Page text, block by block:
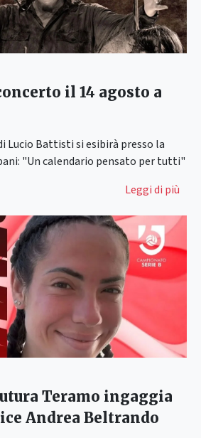
il 14 agosto a
Lucio Battisti si esibirà presso la
"Un calendario pensato per tutti"
Leggi di più
Teramo ingaggia
Andrea Beltrando